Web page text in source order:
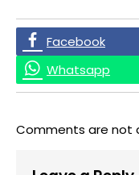
Facebook
Whatsapp
Comments are not